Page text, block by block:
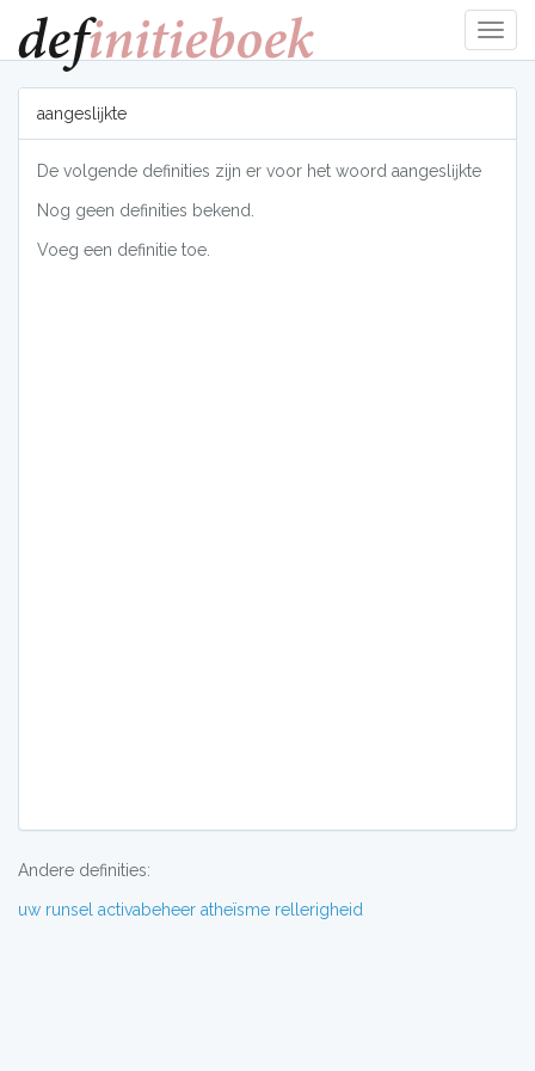
tonen
aangeslĳkte
De volgende definities zijn er voor het woord aangeslĳkte
Nog geen definities bekend.
Voeg een definitie toe.
Andere definities:
uw runsel activabeheer atheïsme rellerigheid